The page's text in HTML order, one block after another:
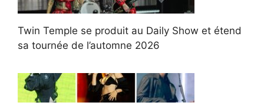
Twin Temple se produit au Daily Show et étend
sa tournée de l’automne 2026